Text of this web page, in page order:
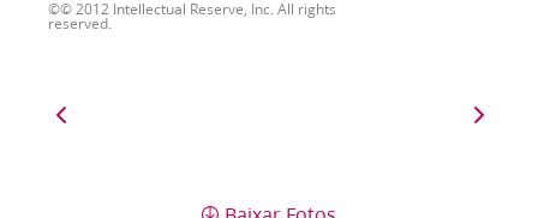
© 2012 Intellectual Reserve, Inc. All rights
reserved.